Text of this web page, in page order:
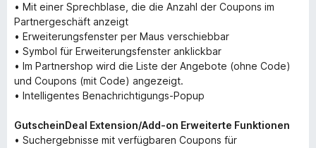
• Mit einer Sprechblase, die die Anzahl der Coupons im
Partnergeschäft anzeigt
• Erweiterungsfenster per Maus verschiebbar
• Symbol für Erweiterungsfenster anklickbar
• Im Partnershop wird die Liste der Angebote (ohne Code)
und Coupons (mit Code) angezeigt.
• Intelligentes Benachrichtigungs-Popup
GutscheinDeal Extension/Add-on Erweiterte Funktionen
• Suchergebnisse mit verfügbaren Coupons für